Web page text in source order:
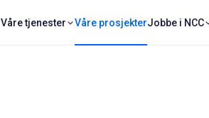
Våre tjenester Våre prosjekterJobbe i NCC